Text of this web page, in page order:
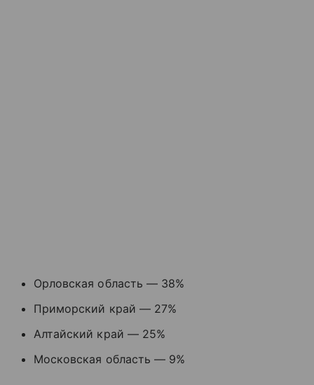
Орловская область — 38%
Приморский край — 27%
Алтайский край — 25%
Московская область — 9%